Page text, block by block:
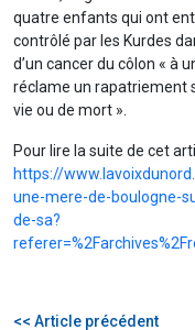
quatre enfants qui ont
contrôlé par les Kurdes
d’un cancer du côlon « à
réclame un rapatriement
vie ou de mort ».
Pour lire la suite de cet
https://
une-mere-de-boulogne-
de-sa?
<< Article précédent